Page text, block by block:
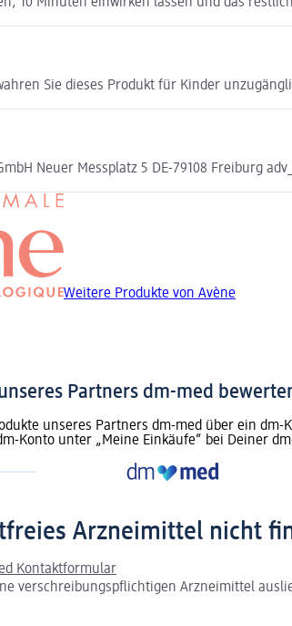
Sie dieses Produkt für Kinder
Neuer Messplatz 5 DE-79108 Freiburg
Weitere Produkte von Avène
Partners dm-med
unseres Partners dm-med über ein
Konto unter „Meine Einkäufe“ bei Deiner
Arzneimittel nicht
Kontaktformular
verschreibungspflichtigen Arzneimittel